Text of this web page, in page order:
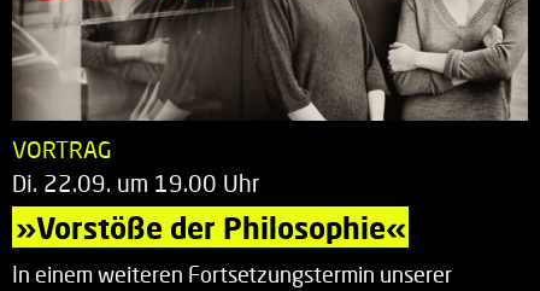
VORTRAG
Di. 22.09. um 19.00 Uhr
»Vorstöße der Philosophie«
In einem weiteren Fortsetzungstermin unserer